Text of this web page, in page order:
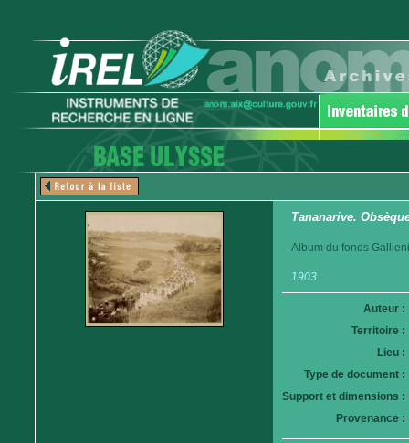
Tananarive.
Album du fonds
1903
Auteur :
Territoire :
Lieu :
Type de document :
Support et dimensions :
Provenance :